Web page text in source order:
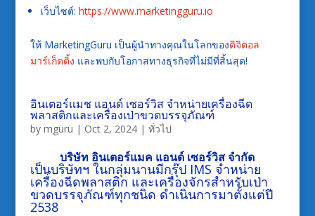
เว็บไซต์: https://www.marketingguru.io
ให้ MarketingGuru เป็นผู้นำทางคุณในโลกของดิจิตอล
มาร์เก็ตติ้ง และพบกับโอกาสทางธุรกิจที่ไม่มีที่สิ้นสุด!
อินเตอร์แมช แอนด์ เซอร์วิส จำหน่ายเครื่องฉีด
พลาสติกและเครื่องเป่าขวดบรรจุภัณฑ์
by mguru | Oct 2, 2024| ทั่วไป
บริษัท อินเตอร์แมค แอนด์ เซอร์วิส จำกัด
เป็นบริษัทฯ ในกลุ่มนานมีกรุ๊ป IMS จำหน่าย
เครื่องฉีดพลาสติก และเครื่องจักรสำหรับเป่า
ขวดบรรจุภัณฑ์ทุกชนิด ดำเนินการมาตั้งแต่ปี
2538